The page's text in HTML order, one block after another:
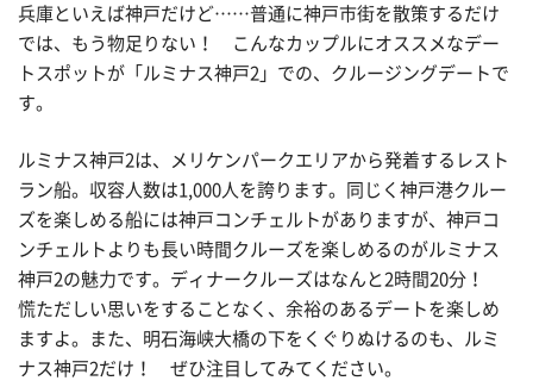
兵庫といえば神戸だけど……普通に神戸市街を散策するだけ
では、もう物足りない！ こんなカップルにオススメなデー
トスポットが「ルミナス神戸2」での、クルージングデートで
す。
ルミナス神戸2は、メリケンパークエリアから発着するレスト
ラン船。収容人数は1,000人を誇ります。同じく神戸港クルー
ズを楽しめる船には神戸コンチェルトがありますが、神戸コ
ンチェルトよりも長い時間クルーズを楽しめるのがルミナス
神戸2の魅力です。ディナークルーズはなんと2時間20分！
慌ただしい思いをすることなく、余裕のあるデートを楽しめ
ますよ。また、明石海峡大橋の下をくぐりぬけるのも、ルミ
ナス神戸2だけ！ ぜひ注目してみてください。